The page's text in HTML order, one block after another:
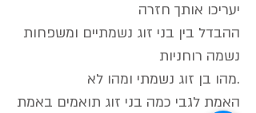
יעריכו אותך חזרה
ההבדל בין בני זוג נשמתיים ומשפחות
נשמה רוחניות
מהו בן זוג נשמתי ומהו לא.
האמת לגבי כמה בני זוג תואמים באמת